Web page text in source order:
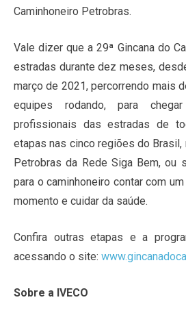
Caminhoneiro Petrobras.
Vale dizer que a 29ª Gincana do
estradas durante dez meses,
março de 2021, percorrendo mais
equipes rodando, para
profissionais das estradas de
etapas nas cinco regiões do
Petrobras da Rede Siga Bem, ou
para o caminhoneiro contar com
momento e cuidar da saúde.
Confira outras etapas e a
acessando o site:
Sobre a IVECO